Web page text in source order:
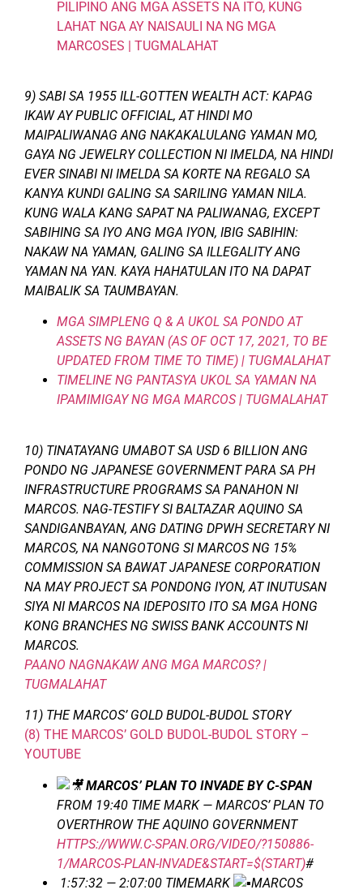
PILIPINO ANG MGA ASSETS NA ITO, KUNG
LAHAT NGA AY NAISAULI NA NG MGA
MARCOSES | TUGMALAHAT
9) SABI SA 1955 ILL-GOTTEN WEALTH ACT: KAPAG
IKAW AY PUBLIC OFFICIAL, AT HINDI MO
MAIPALIWANAG ANG NAKAKALULANG YAMAN MO,
GAYA NG JEWELRY COLLECTION NI IMELDA, NA HINDI
EVER SINABI NI IMELDA SA KORTE NA REGALO SA
KANYA KUNDI GALING SA SARILING YAMAN NILA.
KUNG WALA KANG SAPAT NA PALIWANAG, EXCEPT
SABIHING SA IYO ANG MGA IYON, IBIG SABIHIN:
NAKAW NA YAMAN, GALING SA ILLEGALITY ANG
YAMAN NA YAN. KAYA HAHATULAN ITO NA DAPAT
MAIBALIK SA TAUMBAYAN.
MGA SIMPLENG Q & A UKOL SA PONDO AT
ASSETS NG BAYAN (AS OF OCT 17, 2021, TO BE
UPDATED FROM TIME TO TIME) | TUGMALAHAT
TIMELINE NG PANTASYA UKOL SA YAMAN NA
IPAMIMIGAY NG MGA MARCOS | TUGMALAHAT
10) TINATAYANG UMABOT SA USD 6 BILLION ANG
PONDO NG JAPANESE GOVERNMENT PARA SA PH
INFRASTRUCTURE PROGRAMS SA PANAHON NI
MARCOS. NAG-TESTIFY SI BALTAZAR AQUINO SA
SANDIGANBAYAN, ANG DATING DPWH SECRETARY NI
MARCOS, NA NANGOTONG SI MARCOS NG 15%
COMMISSION SA BAWAT JAPANESE CORPORATION
NA MAY PROJECT SA PONDONG IYON, AT INUTUSAN
SIYA NI MARCOS NA IDEPOSITO ITO SA MGA HONG
KONG BRANCHES NG SWISS BANK ACCOUNTS NI
MARCOS.
PAANO NAGNAKAW ANG MGA MARCOS? |
TUGMALAHAT
11) THE MARCOS’ GOLD BUDOL-BUDOL STORY
(8) THE MARCOS’ GOLD BUDOL-BUDOL STORY –
YOUTUBE
MARCOS’ PLAN TO INVADE BY C-SPAN
FROM 19:40 TIME MARK — MARCOS’ PLAN TO
OVERTHROW THE AQUINO GOVERNMENT
HTTPS://WWW.C-SPAN.ORG/VIDEO/?150886-
1/MARCOS-PLAN-INVADE&START=$(START)#
1:57:32 — 2:07:00 TIMEMARK
MARCOS